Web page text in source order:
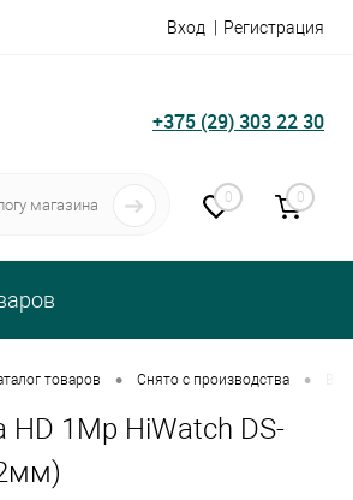
Вход Регистрация
+375 (29) 303 22 30
0 0
товаров • Снято с производства •
HD 1Mp HiWatch DS-